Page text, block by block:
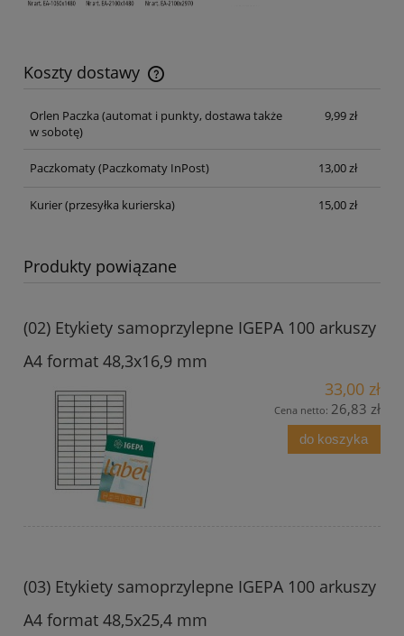
Koszty dostawy
Cena nie zawiera ewentualnych kosztów płatności
Orlen Paczka (automat i punkty, dostawa także
w sobotę)
9,99 zł
Paczkomaty(Paczkomaty InPost) 13,00 zł
Kurier(przesyłka kurierska) 15,00 zł
Produkty powiązane
(02) Etykiety samoprzylepne IGEPA 100 arkuszy
A4 format 48,3x16,9 mm
33,00 zł
Cena netto: 26,83 zł
do koszyka
(03) Etykiety samoprzylepne IGEPA 100 arkuszy
A4 format 48,5x25,4 mm